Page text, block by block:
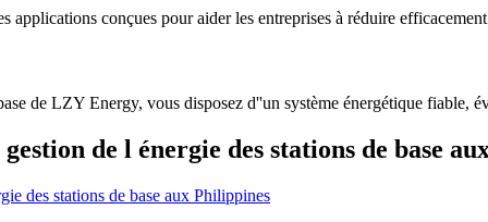
applications conçues pour aider les entreprises à réduire
de LZY Energy, vous disposez d''un système énergétique
de l énergie des stations de base